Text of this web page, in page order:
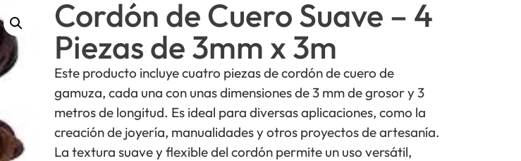
Cordón de Cuero Suave – 4
Piezas de 3mm x 3m
Este producto incluye cuatro piezas de cordón de cuero de
gamuza, cada una con unas dimensiones de 3 mm de grosor y 3
metros de longitud. Es ideal para diversas aplicaciones, como la
creación de joyería, manualidades y otros proyectos de artesanía.
La textura suave y flexible del cordón permite un uso versátil,